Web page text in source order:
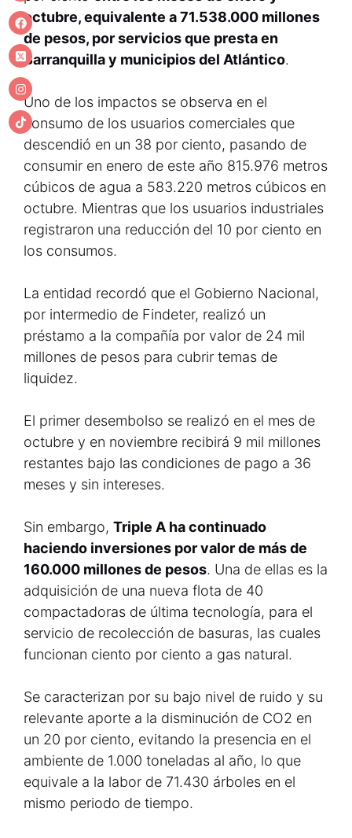
octubre, equivalente a 71.538.000 millones
de pesos, por servicios que presta en
Barranquilla y municipios del Atlántico.
Uno de los impactos se observa en el
consumo de los usuarios comerciales que
descendió en un 38 por ciento, pasando de
consumir en enero de este año 815.976 metros
cúbicos de agua a 583.220 metros cúbicos en
octubre. Mientras que los usuarios industriales
registraron una reducción del 10 por ciento en
los consumos.
La entidad recordó que el Gobierno Nacional,
por intermedio de Findeter, realizó un
préstamo a la compañía por valor de 24 mil
millones de pesos para cubrir temas de
liquidez.
El primer desembolso se realizó en el mes de
octubre y en noviembre recibirá 9 mil millones
restantes bajo las condiciones de pago a 36
meses y sin intereses.
Sin embargo, Triple A ha continuado
haciendo inversiones por valor de más de
160.000 millones de pesos. Una de ellas es la
adquisición de una nueva flota de 40
compactadoras de última tecnología, para el
servicio de recolección de basuras, las cuales
funcionan ciento por ciento a gas natural.
Se caracterizan por su bajo nivel de ruido y su
relevante aporte a la disminución de CO2 en
un 20 por ciento, evitando la presencia en el
ambiente de 1.000 toneladas al año, lo que
equivale a la labor de 71.430 árboles en el
mismo periodo de tiempo.